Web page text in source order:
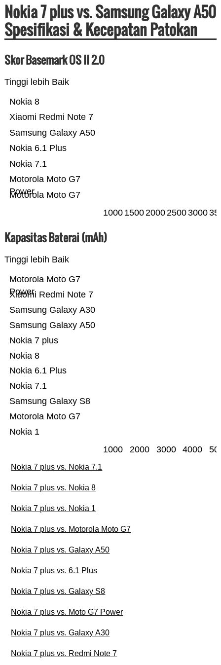
Nokia 7 plus vs. Samsung Galaxy A50
Spesifikasi & Kecepatan Patokan
Skor Basemark OS II 2.0
Tinggi lebih Baik
Motorola Moto G7
Motorola Moto G7
Power
Nokia 7.1
Nokia 6.1 Plus
Samsung Galaxy A50
Xiaomi Redmi Note 7
Nokia 8
1000 1500200025003000
Kapasitas Baterai (mAh)
Tinggi lebih Baik
Nokia 1
Motorola Moto G7
Samsung Galaxy S8
Nokia 7.1
Nokia 6.1 Plus
Nokia 8
Nokia 7 plus
Samsung Galaxy A50
Samsung Galaxy A30
Xiaomi Redmi Note 7
Motorola Moto G7
Power
1000 2000 3000 4000
Nokia 7 plus vs. Nokia 7.1
Nokia 7 plus vs. Nokia 8
Nokia 7 plus vs. Nokia 1
Nokia 7 plus vs. Motorola Moto G7
Nokia 7 plus vs. Galaxy A50
Nokia 7 plus vs. 6.1 Plus
Nokia 7 plus vs. Galaxy S8
Nokia 7 plus vs. Moto G7 Power
Nokia 7 plus vs. Galaxy A30
Nokia 7 plus vs. Redmi Note 7